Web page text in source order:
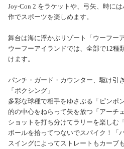
Joy-Con 2 をラケットや、弓矢、時に
作でスポーツを楽しめます。
舞台は海に浮かぶリゾート「ウーフー
ウーフーアイランドでは、全部で12種
けます。
パンチ・ガード・カウンター、駆け引
「ボクシング」
多彩な球種で相手をゆさぶる「ピンポン
的の中心をねらって矢を放つ「アーチ
ショットを打ち分けてラリーを楽しむ
ボールを拾ってつないでスパイク！「
スイングによってストレートもカーブ